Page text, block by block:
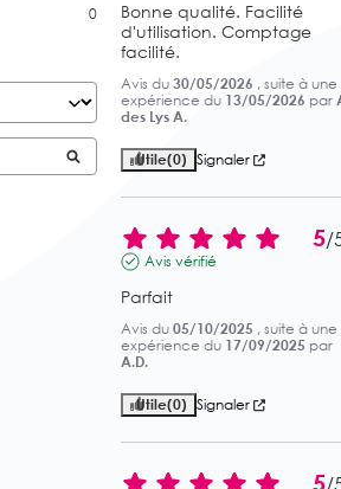
0
Bonne qualité. Facilité
d'utilisation. Comptage
facilité.
Avis du 30/05/2026 , suite à une
expérience du 13/05/2026 par
des Lys A.
Utile(0) Signaler
5/
Avis vérifié
Parfait
Avis du 05/10/2025 , suite à une
expérience du 17/09/2025 par
A.D.
Utile(0) Signaler
5